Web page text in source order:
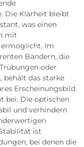
Die Klarheit bleibt
was einen
mit
ermöglicht. Im
Bändern, die
oder
behält das starke
Erscheinungsbild
bei. Die optischen
und verhindern
ist
bei denen die